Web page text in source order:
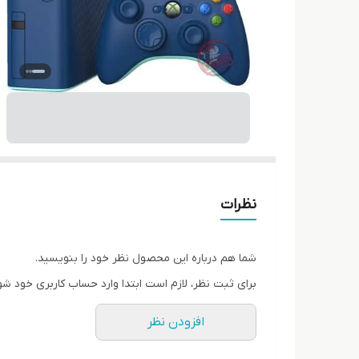
نظرات
شما هم درباره این محصول نظر خود را بنویسید.
برای ثبت نظر، لازم است ابتدا وارد حساب کاربری خود
افزودن نظر